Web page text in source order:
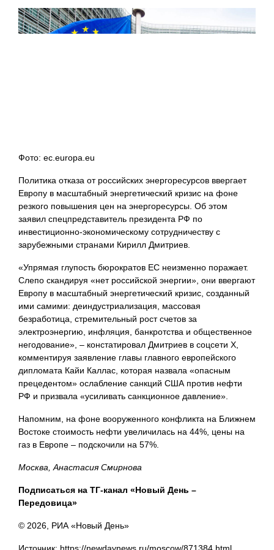
Фото: ec.europa.eu
Политика отказа от российских энергоресурсов ввергает
Европу в масштабный энергетический кризис на фоне
резкого повышения цен на энергоресурсы. Об этом
заявил спецпредставитель президента РФ по
инвестиционно-экономическому сотрудничеству с
зарубежными странами Кирилл Дмитриев.
«Упрямая глупость бюрократов ЕС неизменно поражает.
Слепо скандируя «нет российской энергии», они ввергают
Европу в масштабный энергетический кризис, созданный
ими самими: деиндустриализация, массовая
безработица, стремительный рост счетов за
электроэнергию, инфляция, банкротства и общественное
негодование», – констатировал Дмитриев в соцсети X,
комментируя заявление главы главного европейского
дипломата Кайи Каллас, которая назвала «опасным
прецедентом» ослабление санкций США против нефти
РФ и призвала «усиливать санкционное давление».
Напомним, на фоне вооруженного конфликта на Ближнем
Востоке стоимость нефти увеличилась на 44%, цены на
газ в Европе – подскочили на 57%.
Москва, Анастасия Смирнова
Подписаться на ТГ-канал «Новый День –
Передовица»
© 2026, РИА «Новый День»